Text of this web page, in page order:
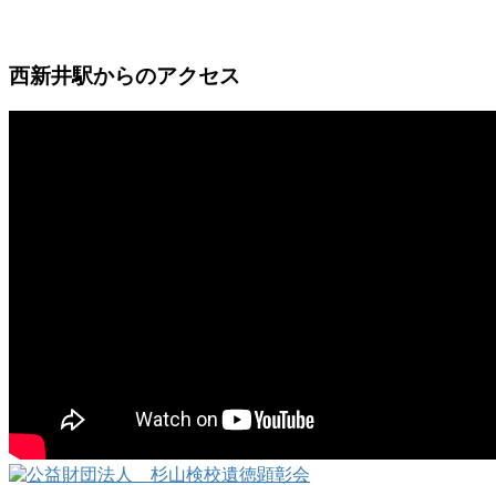
西新井駅からのアクセス